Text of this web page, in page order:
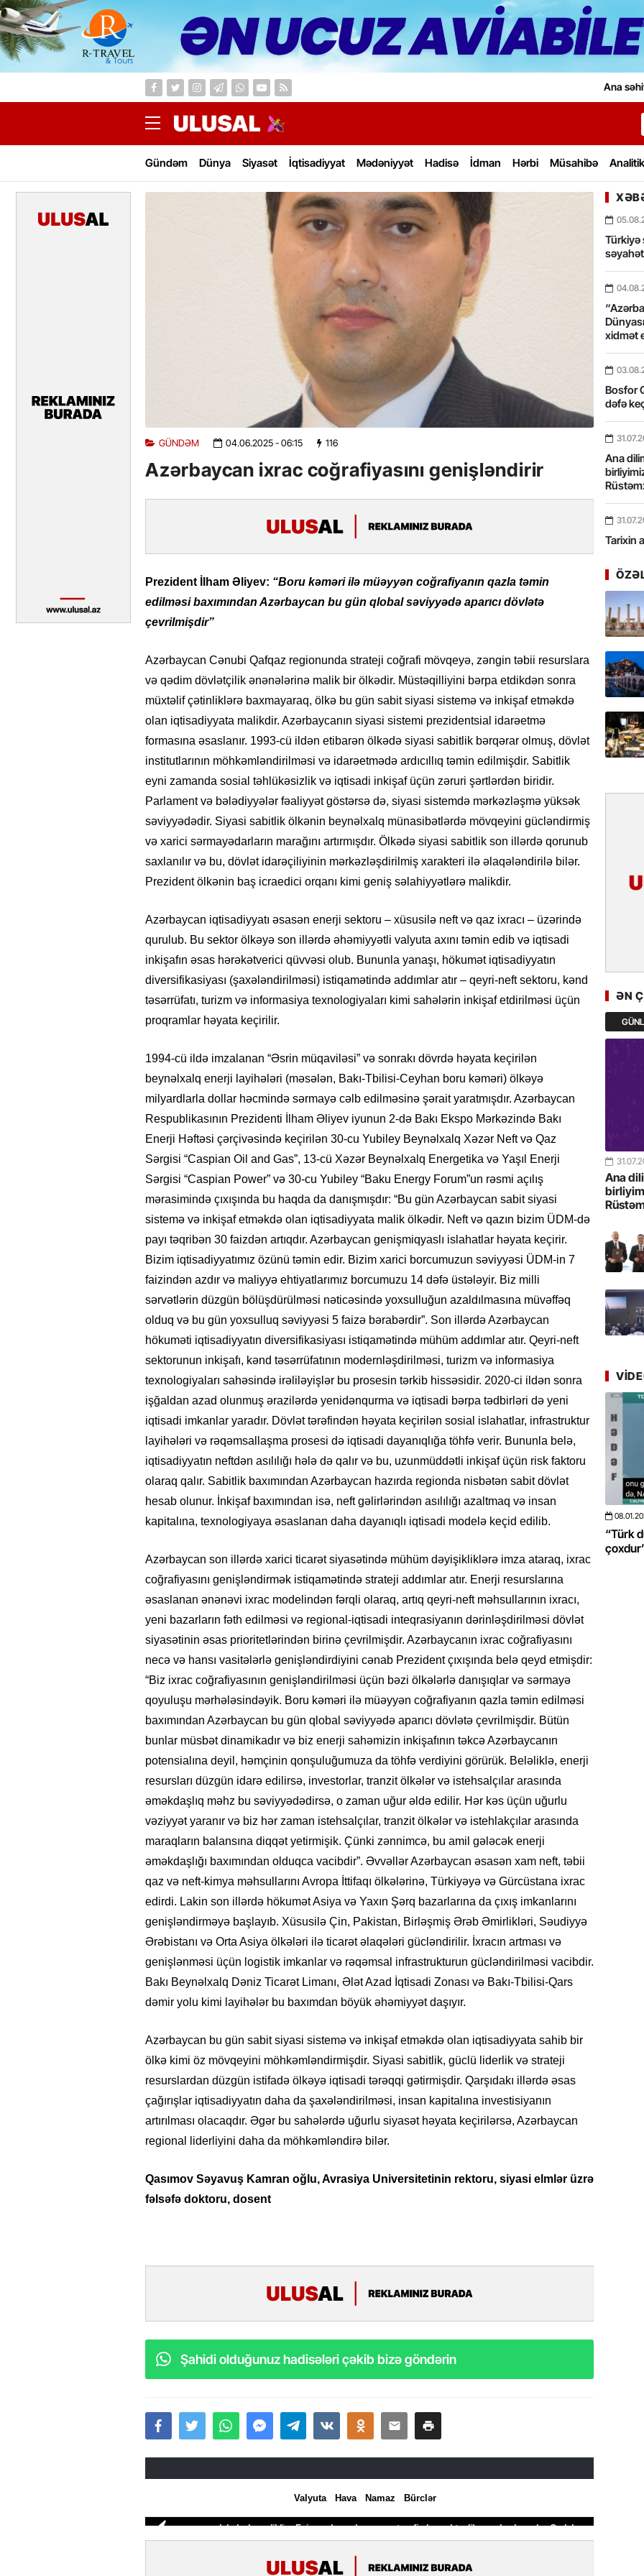
Ana
Gündəm Dünya Siyasət İqtisadiyyat Mədəniyyət Hadisə İdman Hərbi Müsahibə
GÜNDƏM 04.06.2025- 06:15 116
Azərbaycan ixrac coğrafiyasını genişləndirir
Prezident İlham Əliyev: “Boru kəməri ilə müəyyən coğrafiyanın qazla təmin
edilməsi baxımından Azərbaycan bu gün qlobal səviyyədə aparıcı dövlətə
çevrilmişdir”
Azərbaycan Cənubi Qafqaz regionunda strateji coğrafi mövqeyə, zəngin təbii resurslara
və qədim dövlətçilik ənənələrinə malik bir ölkədir. Müstəqilliyini bərpa etdikdən sonra
müxtəlif çətinliklərə baxmayaraq, ölkə bu gün sabit siyasi sistemə və inkişaf etməkdə
olan iqtisadiyyata malikdir. Azərbaycanın siyasi sistemi prezidentsial idarəetmə
formasına əsaslanır. 1993-cü ildən etibarən ölkədə siyasi sabitlik bərqərar olmuş, dövlət
institutlarının möhkəmləndirilməsi və idarəetmədə ardıcıllıq təmin edilmişdir. Sabitlik
eyni zamanda sosial təhlükəsizlik və iqtisadi inkişaf üçün zəruri şərtlərdən biridir.
Parlament və bələdiyyələr fəaliyyət göstərsə də, siyasi sistemdə mərkəzləşmə yüksək
səviyyədədir. Siyasi sabitlik ölkənin beynəlxalq münasibətlərdə mövqeyini gücləndirmiş
və xarici sərmayədarların marağını artırmışdır. Ölkədə siyasi sabitlik son illərdə qorunub
saxlanılır və bu, dövlət idarəçiliyinin mərkəzləşdirilmiş xarakteri ilə əlaqələndirilə bilər.
Prezident ölkənin baş icraedici orqanı kimi geniş səlahiyyətlərə malikdir.
Azərbaycan iqtisadiyyatı əsasən enerji sektoru – xüsusilə neft və qaz ixracı – üzərində
qurulub. Bu sektor ölkəyə son illərdə əhəmiyyətli valyuta axını təmin edib və iqtisadi
inkişafın əsas hərəkətverici qüvvəsi olub. Bununla yanaşı, hökumət iqtisadiyyatın
diversifikasiyası (şaxələndirilməsi) istiqamətində addımlar atır – qeyri-neft sektoru, kənd
təsərrüfatı, turizm və informasiya texnologiyaları kimi sahələrin inkişaf etdirilməsi üçün
proqramlar həyata keçirilir.
1994-cü ildə imzalanan “Əsrin müqaviləsi” və sonrakı dövrdə həyata keçirilən
beynəlxalq enerji layihələri (məsələn, Bakı-Tbilisi-Ceyhan boru kəməri) ölkəyə
milyardlarla dollar həcmində sərmayə cəlb edilməsinə şərait yaratmışdır. Azərbaycan
Respublikasının Prezidenti İlham Əliyev iyunun 2-də Bakı Ekspo Mərkəzində Bakı
Enerji Həftəsi çərçivəsində keçirilən 30-cu Yubiley Beynəlxalq Xəzər Neft və Qaz
Sərgisi “Caspian Oil and Gas”, 13-cü Xəzər Beynəlxalq Energetika və Yaşıl Enerji
Sərgisi “Caspian Power” və 30-cu Yubiley “Baku Energy Forum”un rəsmi açılış
mərasimində çıxışında bu haqda da danışmışdır: “Bu gün Azərbaycan sabit siyasi
sistemə və inkişaf etməkdə olan iqtisadiyyata malik ölkədir. Neft və qazın bizim ÜDM-də
payı təqribən 30 faizdən artıqdır. Azərbaycan genişmiqyaslı islahatlar həyata keçirir.
Bizim iqtisadiyyatımız özünü təmin edir. Bizim xarici borcumuzun səviyyəsi ÜDM-in 7
faizindən azdır və maliyyə ehtiyatlarımız borcumuzu 14 dəfə üstələyir. Biz milli
sərvətlərin düzgün bölüşdürülməsi nəticəsində yoxsulluğun azaldılmasına müvəffəq
olduq və bu gün yoxsulluq səviyyəsi 5 faizə bərabərdir”. Son illərdə Azərbaycan
hökuməti iqtisadiyyatın diversifikasiyası istiqamətində mühüm addımlar atır. Qeyri-neft
sektorunun inkişafı, kənd təsərrüfatının modernləşdirilməsi, turizm və informasiya
texnologiyaları sahəsində irəliləyişlər bu prosesin tərkib hissəsidir. 2020-ci ildən sonra
işğaldan azad olunmuş ərazilərdə yenidənqurma və iqtisadi bərpa tədbirləri də yeni
iqtisadi imkanlar yaradır. Dövlət tərəfindən həyata keçirilən sosial islahatlar, infrastruktur
layihələri və rəqəmsallaşma prosesi də iqtisadi dayanıqlığa töhfə verir. Bununla belə,
iqtisadiyyatın neftdən asılılığı hələ də qalır və bu, uzunmüddətli inkişaf üçün risk faktoru
olaraq qalır. Sabitlik baxımından Azərbaycan hazırda regionda nisbətən sabit dövlət
hesab olunur. İnkişaf baxımından isə, neft gəlirlərindən asılılığı azaltmaq və insan
kapitalına, texnologiyaya əsaslanan daha dayanıqlı iqtisadi modelə keçid edilib.
Azərbaycan son illərdə xarici ticarət siyasətində mühüm dəyişikliklərə imza ataraq, ixrac
coğrafiyasını genişləndirmək istiqamətində strateji addımlar atır. Enerji resurslarına
əsaslanan ənənəvi ixrac modelindən fərqli olaraq, artıq qeyri-neft məhsullarının ixracı,
yeni bazarların fəth edilməsi və regional-iqtisadi inteqrasiyanın dərinləşdirilməsi dövlət
siyasətinin əsas prioritetlərindən birinə çevrilmişdir. Azərbaycanın ixrac coğrafiyasını
necə və hansı vasitələrlə genişləndirdiyini cənab Prezident çıxışında belə qeyd etmişdir:
“Biz ixrac coğrafiyasının genişləndirilməsi üçün bəzi ölkələrlə danışıqlar və sərmayə
qoyuluşu mərhələsindəyik. Boru kəməri ilə müəyyən coğrafiyanın qazla təmin edilməsi
baxımından Azərbaycan bu gün qlobal səviyyədə aparıcı dövlətə çevrilmişdir. Bütün
bunlar müsbət dinamikadır və biz enerji sahəmizin inkişafının təkcə Azərbaycanın
potensialına deyil, həmçinin qonşuluğumuza da töhfə verdiyini görürük. Beləliklə, enerji
resursları düzgün idarə edilirsə, investorlar, tranzit ölkələr və istehsalçılar arasında
əməkdaşlıq məhz bu səviyyədədirsə, o zaman uğur əldə edilir. Hər kəs üçün uğurlu
vəziyyət yaranır və biz hər zaman istehsalçılar, tranzit ölkələr və istehlakçılar arasında
maraqların balansına diqqət yetirmişik. Çünki zənnimcə, bu amil gələcək enerji
əməkdaşlığı baxımından olduqca vacibdir”. Əvvəllər Azərbaycan əsasən xam neft, təbii
qaz və neft-kimya məhsullarını Avropa İttifaqı ölkələrinə, Türkiyəyə və Gürcüstana ixrac
edirdi. Lakin son illərdə hökumət Asiya və Yaxın Şərq bazarlarına da çıxış imkanlarını
genişləndirməyə başlayıb. Xüsusilə Çin, Pakistan, Birləşmiş Ərəb Əmirlikləri, Səudiyyə
Ərəbistanı və Orta Asiya ölkələri ilə ticarət əlaqələri gücləndirilir. İxracın artması və
genişlənməsi üçün logistik imkanlar və rəqəmsal infrastrukturun gücləndirilməsi vacibdir.
Bakı Beynəlxalq Dəniz Ticarət Limanı, Ələt Azad İqtisadi Zonası və Bakı-Tbilisi-Qars
dəmir yolu kimi layihələr bu baxımdan böyük əhəmiyyət daşıyır.
Azərbaycan bu gün sabit siyasi sistemə və inkişaf etməkdə olan iqtisadiyyata sahib bir
ölkə kimi öz mövqeyini möhkəmləndirmişdir. Siyasi sabitlik, güclü liderlik və strateji
resurslardan düzgün istifadə ölkəyə iqtisadi tərəqqi gətirmişdir. Qarşıdakı illərdə əsas
çağırışlar iqtisadiyyatın daha da şaxələndirilməsi, insan kapitalına investisiyanın
artırılması olacaqdır. Əgər bu sahələrdə uğurlu siyasət həyata keçirilərsə, Azərbaycan
regional liderliyini daha da möhkəmləndirə bilər.
Qasımov Səyavuş Kamran oğlu, Avrasiya Universitetinin rektoru, siyasi elmlər üzrə
fəlsəfə doktoru, dosent
Şahidi olduğunuz hadisələri çəkib bizə göndərin
Türkiyə
xidmət
Bosfor
dəfə
Ana
Tarixin
İlin ilk
çox
Yeni
ŞƏRH
Asiya
Türkiyə
YAP
turistlər
ƏN
Ana
14.05.2026 - 10:58 08.01.2026 - 10:50 421